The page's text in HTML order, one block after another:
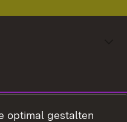
optimal gestalten